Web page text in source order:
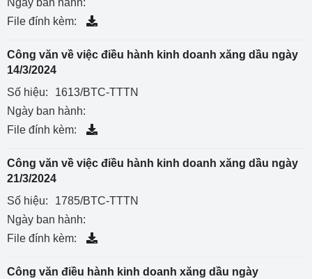
Ngày ban hành:
File đính kèm:
Công văn về việc điều hành kinh doanh xăng dầu ngày
14/3/2024
Số hiệu:
1613/BTC-TTTN
Ngày ban hành:
File đính kèm:
Công văn về việc điều hành kinh doanh xăng dầu ngày
21/3/2024
Số hiệu:
1785/BTC-TTTN
Ngày ban hành:
File đính kèm:
Công văn điều hành kinh doanh xăng dầu ngày